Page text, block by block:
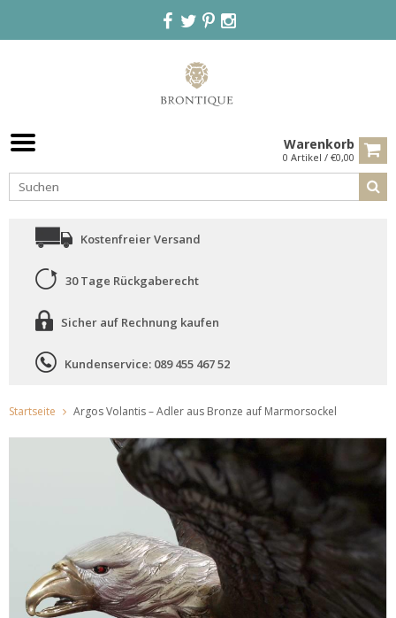
Warenkorb
0 Artikel / €0,00
Kostenfreier Versand
30 Tage Rückgaberecht
Sicher auf Rechnung kaufen
Kundenservice: 089 455 467 52
Startseite Argos Volantis – Adler aus Bronze auf Marmorsockel